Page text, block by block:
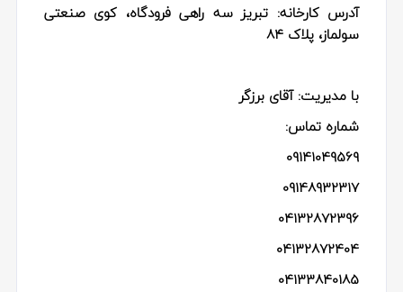
آدرس کارخانه: تبریز سه راهی فرودگاه، کوی صنعتی
سولماز، پلاک ۸۴
با مدیریت: آقای برزگر
شماره تماس:
09141049569
09148932317
04132872396
04132872404
04133840185